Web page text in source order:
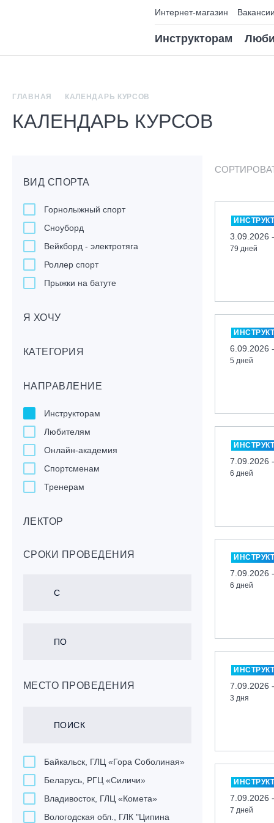
Интернет-магазин Вакансии
Инструкторам
ГЛАВНАЯ КАЛЕНДАРЬ КУРСОВ
КАЛЕНДАРЬ КУРСОВ
ВИД СПОРТА
Горнолыжный спорт
Сноуборд
Вейкборд - электротяга
Роллер спорт
Прыжки на батуте
Лонгбординг
бордах
Игровые виды спорта
Я ХОЧУ
КАТЕГОРИЯ
НАПРАВЛЕНИЕ
Инструкторам
Любителям
Онлайн-академия
Спортсменам
Тренерам
ЛЕКТОР
СРОКИ ПРОВЕДЕНИЯ
МЕСТО ПРОВЕДЕНИЯ
Байкальск, ГЛЦ «Гора Соболиная»
Беларусь, РГЦ «Силичи»
Владивосток, ГЛЦ «Комета»
Вологодская обл., ГЛК "Ципина
3.09.2026
79 дней
6.09.2026
5 дней
7.09.2026
6 дней
7.09.2026
6 дней
7.09.2026
3 дня
7.09.2026
7 дней